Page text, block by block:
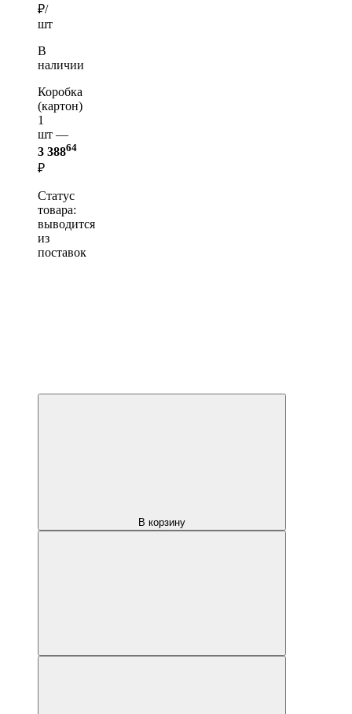
₽/
шт
В
наличии
Коробка
(картон)
1
шт —
3 38864
₽
Статус
товара:
выводится
из
поставок
В корзину